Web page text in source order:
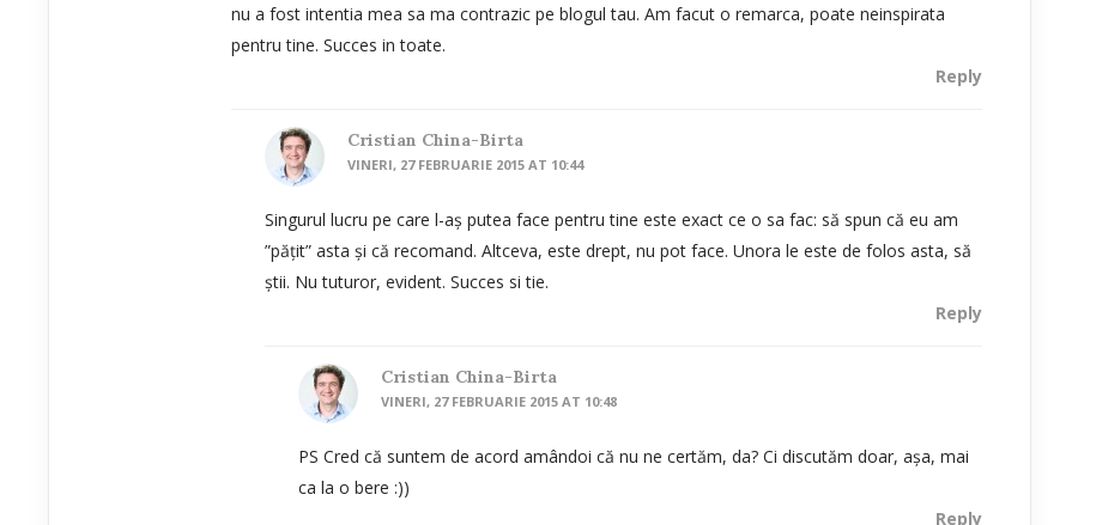
nu a fost intentia mea sa ma contrazic pe blogul tau. Am facut o remarca, poate neinspirata
pentru tine. Succes in toate.
Reply
Cristian China-Birta
VINERI, 27 FEBRUARIE 2015 AT 10:44
Singurul lucru pe care l-aș putea face pentru tine este exact ce o sa fac: să spun că eu am
”pățit” asta și că recomand. Altceva, este drept, nu pot face. Unora le este de folos asta, să
știi. Nu tuturor, evident. Succes si tie.
Reply
Cristian China-Birta
VINERI, 27 FEBRUARIE 2015 AT 10:48
PS Cred că suntem de acord amândoi că nu ne certăm, da? Ci discutăm doar, așa, mai
ca la o bere :))
Reply